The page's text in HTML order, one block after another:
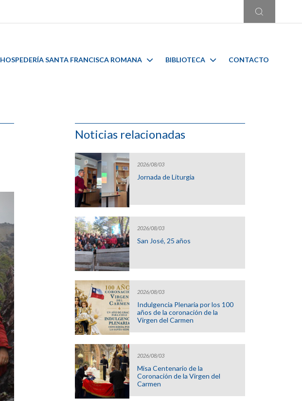
HOSPEDERÍA SANTA FRANCISCA ROMANA BIBLIOTECA CONTACTO
Noticias relacionadas
2026/08/03
Jornada de Liturgia
2026/08/03
San José, 25 años
2026/08/03
Indulgencia Plenaria por los 100
años de la coronación de la
Virgen del Carmen
2026/08/03
Misa Centenario de la
Coronación de la Virgen del
Carmen